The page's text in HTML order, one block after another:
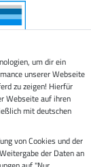
um dir ein
unserer Webseite
zu zeigen! Hierfür
Webseite auf ihren
mit deutschen
von Cookies und der
der Daten an